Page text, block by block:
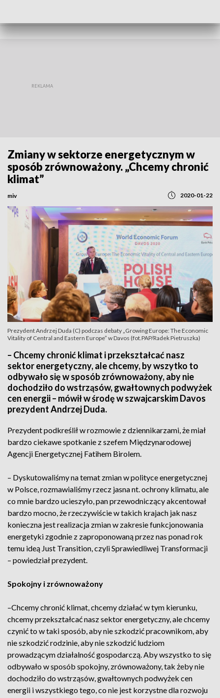
Zmiany w sektorze energetycznym w
sposób zrównoważony. „Chcemy chronić
klimat”
miv 2020-01-22
Prezydent Andrzej Duda (C) podczas debaty „Growing Europe: The Economic
Vitality of Central and Eastern Europe” w Davos (fot.PAP/Radek Pietruszka)
– Chcemy chronić klimat i przekształcać nasz
sektor energetyczny, ale chcemy, by wszytko to
odbywało się w sposób zrównoważony, aby nie
dochodziło do wstrząsów, gwałtownych podwyżek
cen energii – mówił w środę w szwajcarskim Davos
prezydent Andrzej Duda.
Prezydent podkreślił w rozmowie z dziennikarzami, że miał
bardzo ciekawe spotkanie z szefem Międzynarodowej
Agencji Energetycznej Fatihem Birolem.
– Dyskutowaliśmy na temat zmian w polityce energetycznej
w Polsce, rozmawialiśmy rzecz jasna nt. ochrony klimatu, ale
co mnie bardzo ucieszyło, pan przewodniczący akcentował
bardzo mocno, że rzeczywiście w takich krajach jak nasz
konieczna jest realizacja zmian w zakresie funkcjonowania
energetyki zgodnie z zaproponowaną przez nas ponad rok
temu ideą Just Transition, czyli Sprawiedliwej Transformacji
– powiedział prezydent.
Spokojny i zrównoważony
–Chcemy chronić klimat, chcemy działać w tym kierunku,
chcemy przekształcać nasz sektor energetyczny, ale chcemy
czynić to w taki sposób, aby nie szkodzić pracownikom, aby
nie szkodzić rodzinie, aby nie szkodzić ludziom
prowadzącym działalność gospodarczą. Aby wszystko to się
odbywało w sposób spokojny, zrównoważony, tak żeby nie
dochodziło do wstrząsów, gwałtownych podwyżek cen
energii i wszystkiego tego, co nie jest korzystne dla rozwoju